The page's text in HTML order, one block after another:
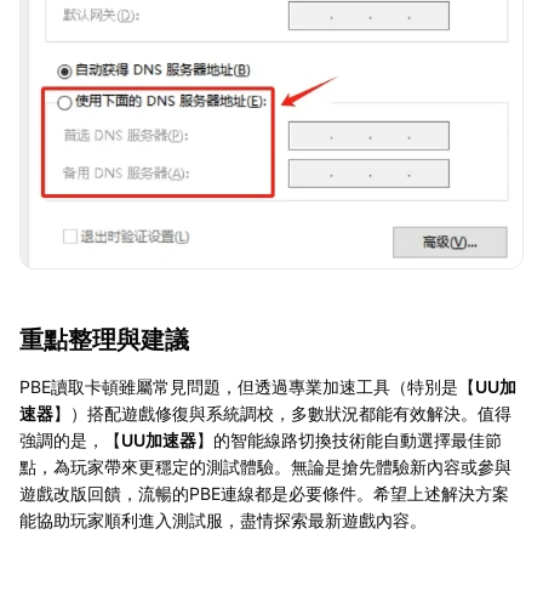
重點整理與建議
PBE讀取卡頓雖屬常見問題，但透過專業加速工具（特別是【UU加
速器】）搭配遊戲修復與系統調校，多數狀況都能有效解決。值得
強調的是，【UU加速器】的智能線路切換技術能自動選擇最佳節
點，為玩家帶來更穩定的測試體驗。無論是搶先體驗新內容或參與
遊戲改版回饋，流暢的PBE連線都是必要條件。希望上述解決方案
能協助玩家順利進入測試服，盡情探索最新遊戲內容。